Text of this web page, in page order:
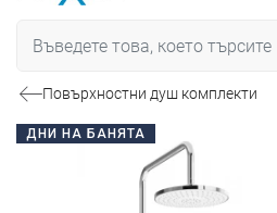
Повърхностни душ комплекти
ДНИ НА БАНЯТА